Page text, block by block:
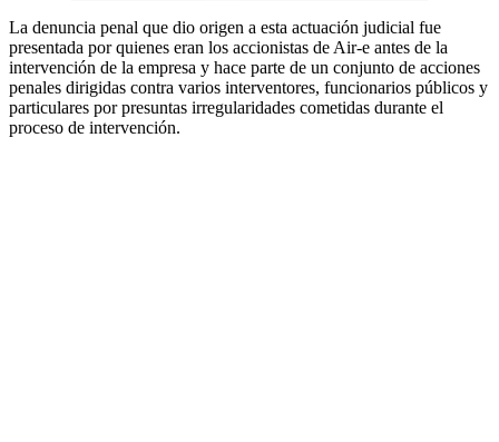
La denuncia penal que dio origen a esta actuación judicial fue
presentada por quienes eran los accionistas de Air-e antes de la
intervención de la empresa y hace parte de un conjunto de acciones
penales dirigidas contra varios interventores, funcionarios públicos y
particulares por presuntas irregularidades cometidas durante el
proceso de intervención.